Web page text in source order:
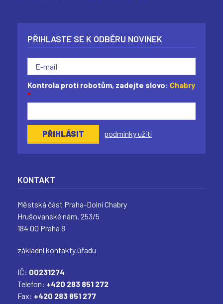
( ( ( (
O
N
PŘIHLASTE SE K ODBĚRU NOVINEK
Kontrola proti robotům, zadejte slovo: Chabry
*
podmínky užití
KONTAKT
Městská část Praha-Dolní Chabry
Hrušovanské nám. 253/5
184 00 Praha 8
základní kontakty úřadu
IČ: 00231274
Telefon: +420 283 851 272
Fax: +420 283 851 277